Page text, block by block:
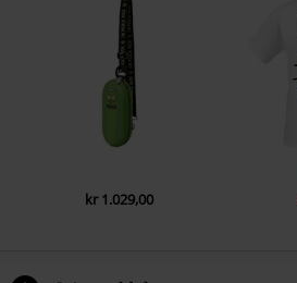
kr 1.029,00